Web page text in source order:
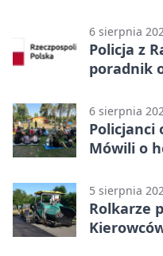
6 sierpnia
Policja z
poradnik
6 sierpnia
Policjanci
Mówili o
5 sierpnia
Rolkarze